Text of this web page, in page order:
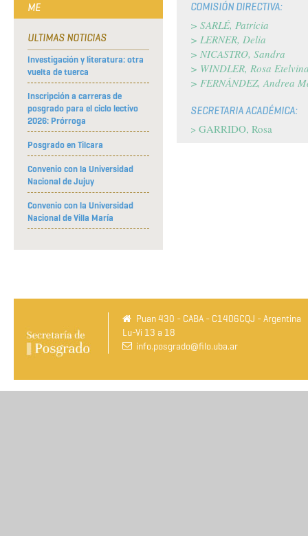
ME
ULTIMAS NOTICIAS
Investigación y literatura: otra
vuelta de tuerca
Inscripción a carreras de
posgrado para el ciclo lectivo
2026: Prórroga
Posgrado en Tilcara
Convenio con la Universidad
Nacional de Jujuy
Convenio con la Universidad
Nacional de Villa María
COMISIÓN DIRECTIVA:
SARLÉ, Patricia
LERNER, Delia
NICASTRO, Sandra
WINDLER, Rosa
FERNÁNDEZ, Andrea
SECRETARIA ACADÉMICA:
GARRIDO, Rosa
Puan 430 - CABA - C1406CQJ - Argentina
Lu-Vi 13 a 18
info.posgrado@filo.uba.ar